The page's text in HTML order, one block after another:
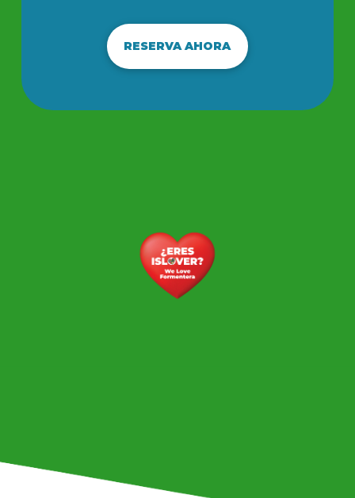
RESERVA AHORA